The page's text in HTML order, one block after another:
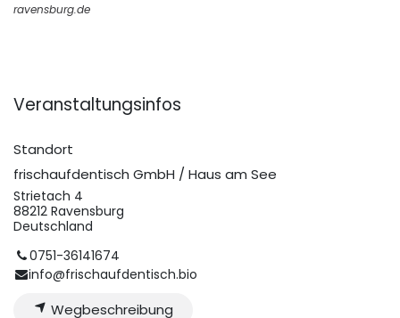
ravensburg.de
Veranstaltungsinfos
Standort
frischaufdentisch GmbH / Haus am See
Strietach 4
88212 Ravensburg
Deutschland
0751-36141674
info@frischaufdentisch.bio
Wegbeschreibung